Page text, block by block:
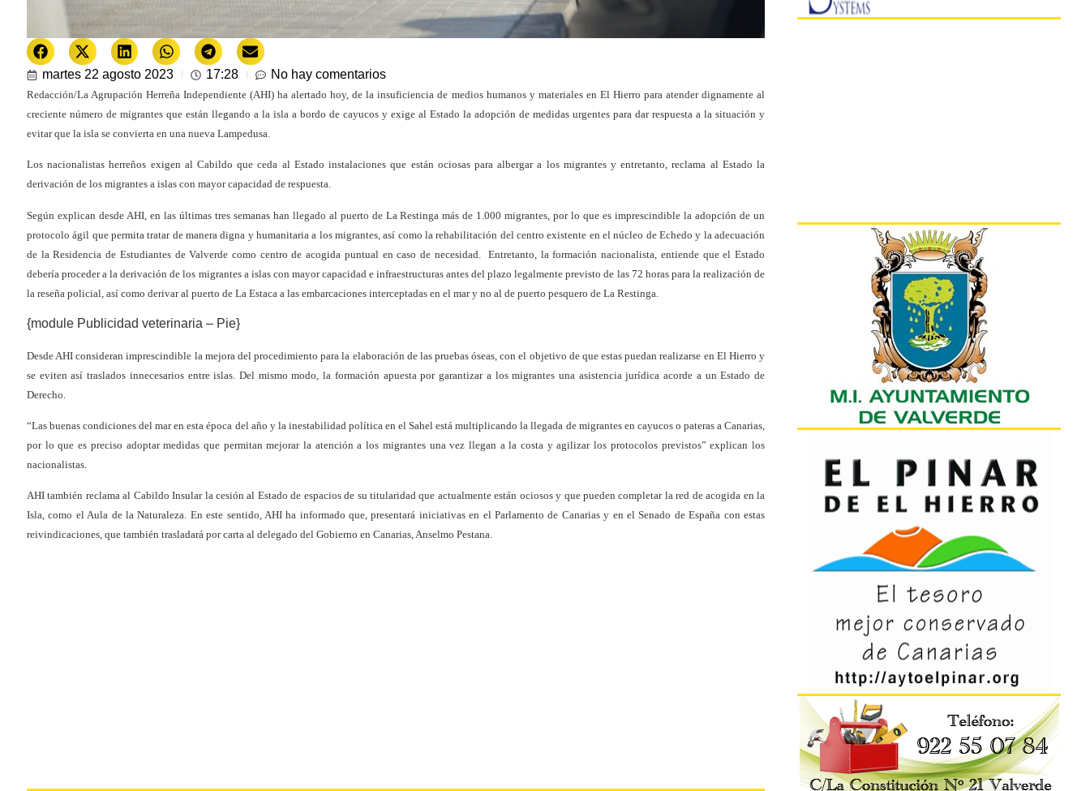
martes 22 agosto 2023 17:28 No hay comentarios
Redacción/La Agrupación Herreña Independiente (AHI) ha alertado hoy, de la insuficiencia de medios humanos y materiales en El Hierro para atender dignamente al
creciente número de migrantes que están llegando a la isla a bordo de cayucos y exige al Estado la adopción de medidas urgentes para dar respuesta a la situación y
evitar que la isla se convierta en una nueva Lampedusa.
Los nacionalistas herreños exigen al Cabildo que ceda al Estado instalaciones que están ociosas para albergar a los migrantes y entretanto, reclama al Estado la
derivación de los migrantes a islas con mayor capacidad de respuesta.
Según explican desde AHI, en las últimas tres semanas han llegado al puerto de La Restinga más de 1.000 migrantes, por lo que es imprescindible la adopción de un
protocolo ágil que permita tratar de manera digna y humanitaria a los migrantes, así como la rehabilitación del centro existente en el núcleo de Echedo y la adecuación
de la Residencia de Estudiantes de Valverde como centro de acogida puntual en caso de necesidad.
Entretanto, la formación nacionalista, entiende que el Estado
debería proceder a la derivación de los migrantes a islas con mayor capacidad e infraestructuras antes del plazo legalmente previsto de las 72 horas para la realización de
la reseña policial, así como derivar al puerto de La Estaca a las embarcaciones interceptadas en el mar y no al de puerto pesquero de La Restinga.
{module Publicidad veterinaria – Pie}
Desde AHI consideran imprescindible la mejora del procedimiento para la elaboración de las pruebas óseas, con el objetivo de que estas puedan realizarse en El Hierro y
se eviten así traslados innecesarios entre islas. Del mismo modo, la formación apuesta por garantizar a los migrantes una asistencia jurídica acorde a un Estado de
Derecho.
“Las buenas condiciones del mar en esta época del año y la inestabilidad política en el Sahel está multiplicando la llegada de migrantes en cayucos o pateras a Canarias,
por lo que es preciso adoptar medidas que permitan mejorar la atención a los migrantes una vez llegan a la costa y agilizar los protocolos previstos” explican los
nacionalistas.
AHI también reclama al Cabildo Insular la cesión al Estado de espacios de su titularidad que actualmente están ociosos y que pueden completar la red de acogida en la
Isla, como el Aula de la Naturaleza. En este sentido, AHI ha informado que, presentará iniciativas en el Parlamento de Canarias y en el Senado de España con estas
reivindicaciones, que también trasladará por carta al delegado del Gobierno en Canarias, Anselmo Pestana.